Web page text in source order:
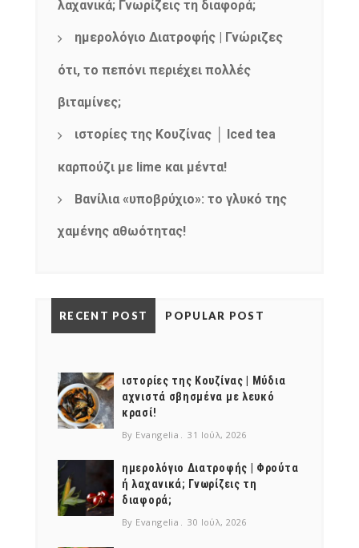
λαχανικά; Γνωρίζεις τη διαφορά;
ημερολόγιο Διατροφής | Γνώριζες
ότι, το πεπόνι περιέχει πολλές
βιταμίνες;
ιστορίες της Κουζίνας │ Iced tea
καρπούζι με lime και μέντα!
Βανίλια «υποβρύχιο»: το γλυκό της
χαμένης αθωότητας!
RECENT POST POPULAR POST
ιστορίες της Κουζίνας | Μύδια
αχνιστά σβησμένα με λευκό
κρασί!
By Evangelia 31 Ιούλ, 2026
ημερολόγιο Διατροφής | Φρούτα
ή λαχανικά; Γνωρίζεις τη
διαφορά;
By Evangelia 30 Ιούλ, 2026